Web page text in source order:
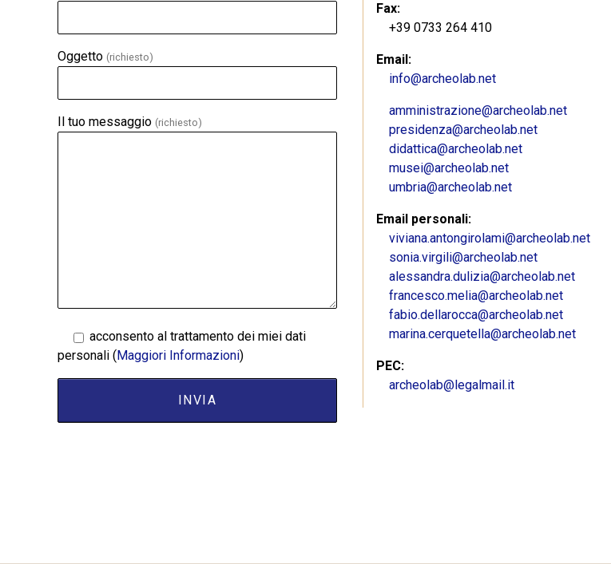
Oggetto (richiesto)
Il tuo messaggio (richiesto)
acconsento al trattamento dei miei dati
personali ( Maggiori Informazioni)
Fax:
+39 0733 264 410
Email:
info@archeolab.net
amministrazione@archeolab.net
presidenza@archeolab.net
didattica@archeolab.net
musei@archeolab.net
umbria@archeolab.net
Email personali:
viviana.antongirolami@archeolab.net
sonia.virgili@archeolab.net
alessandra.dulizia@archeolab.net
francesco.melia@archeolab.net
fabio.dellarocca@archeolab.net
marina.cerquetella@archeolab.net
PEC:
archeolab@legalmail.it